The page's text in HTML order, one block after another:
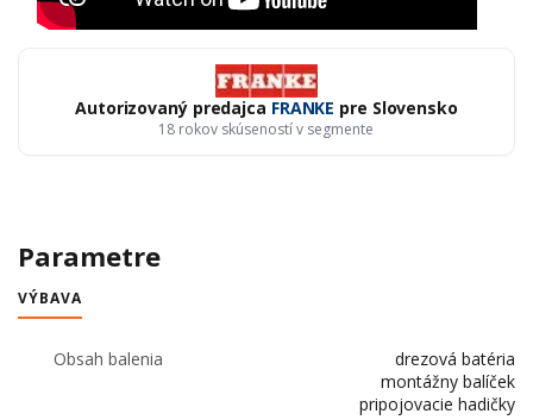
Autorizovaný predajca FRANKE pre Slovensko
18 rokov skúseností v segmente
Parametre
VÝBAVA
Obsah balenia
drezová batéria
montážny balíček
pripojovacie hadičky